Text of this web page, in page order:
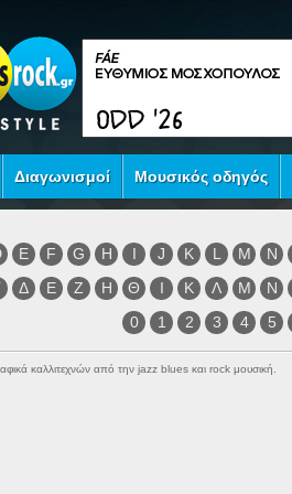
Διαγωνισμοί Μουσικός οδηγός
E F G H I J K L M N
Δ Ε Ζ Η Θ Ι Κ Λ Μ Ν
0
1 2 3 4 5
καλλιτεχνών από την jazz blues και rock μουσική.